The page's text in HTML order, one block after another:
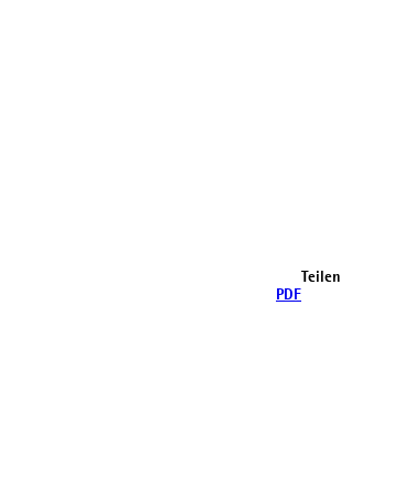
PDF
Teilen